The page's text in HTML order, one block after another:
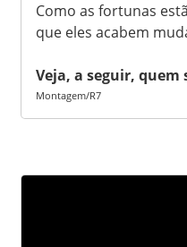
Como as fortunas
que eles acabem
Veja, a seguir, quem
Montagem/R7